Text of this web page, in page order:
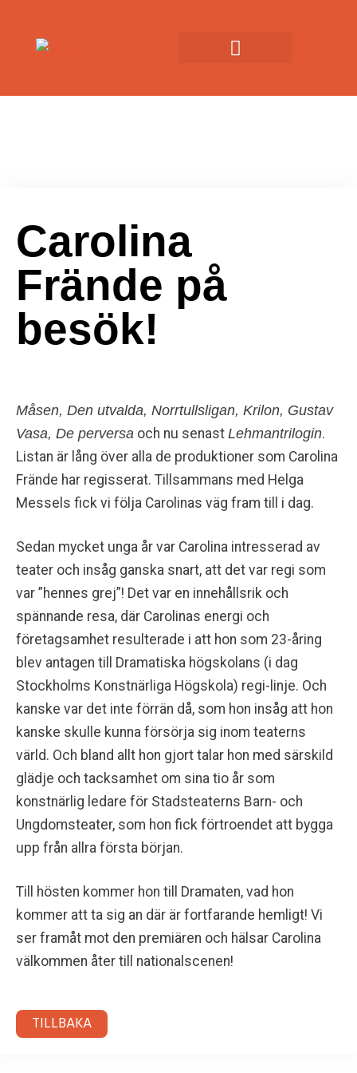
Carolina
Frände på
besök!
Måsen, Den utvalda, Norrtullsligan, Krilon, Gustav
Vasa, De perversa och nu senast Lehmantrilogin.
Listan är lång över alla de produktioner som Carolina
Frände har regisserat. Tillsammans med Helga
Messels fick vi följa Carolinas väg fram till i dag.
Sedan mycket unga år var Carolina intresserad av
teater och insåg ganska snart, att det var regi som
var ”hennes grej”! Det var en innehållsrik och
spännande resa, där Carolinas energi och
företagsamhet resulterade i att hon som 23-åring
blev antagen till Dramatiska högskolans (i dag
Stockholms Konstnärliga Högskola) regi-linje. Och
kanske var det inte förrän då, som hon insåg att hon
kanske skulle kunna försörja sig inom teaterns
värld. Och bland allt hon gjort talar hon med särskild
glädje och tacksamhet om sina tio år som
konstnärlig ledare för Stadsteaterns Barn- och
Ungdomsteater, som hon fick förtroendet att bygga
upp från allra första början.
Till hösten kommer hon till Dramaten, vad hon
kommer att ta sig an där är fortfarande hemligt! Vi
ser framåt mot den premiären och hälsar Carolina
välkommen åter till nationalscenen!
TILLBAKA